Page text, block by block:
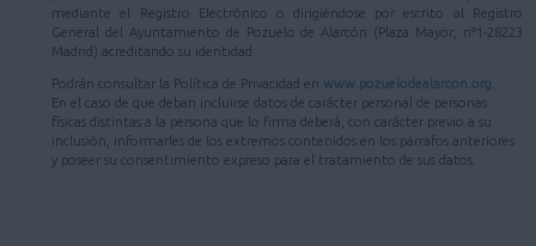
mediante el Registro Electrónico o dirigiéndose por escrito al Registro
General del Ayuntamiento de Pozuelo de Alarcón (Plaza Mayor, nº1-28223
Madrid) acreditando su identidad.
Podrán consultar la Política de Privacidad en www.pozuelodealarcon.org
En el caso de que deban incluirse datos de carácter personal de personas
físicas distintas a la persona que lo firma deberá, con carácter previo a su
inclusión, informarles de los extremos contenidos en los párrafos anteriores
y poseer su consentimiento expreso para el tratamiento de sus datos.